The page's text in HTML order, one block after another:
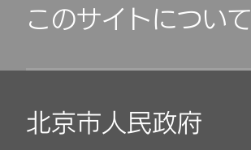
このサイトについて
北京市人民政府